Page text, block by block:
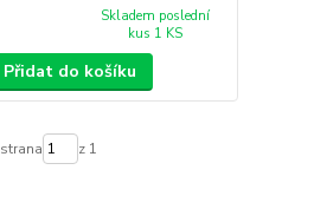
Skladem poslední
kus 1 KS
Přidat do košíku
strana z 1